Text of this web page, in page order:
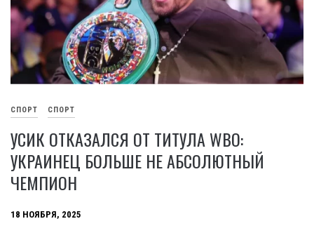
СПОРТ СПОРТ
УСИК ОТКАЗАЛСЯ ОТ ТИТУЛА WBO:
УКРАИНЕЦ БОЛЬШЕ НЕ АБСОЛЮТНЫЙ
ЧЕМПИОН
18 НОЯБРЯ, 2025